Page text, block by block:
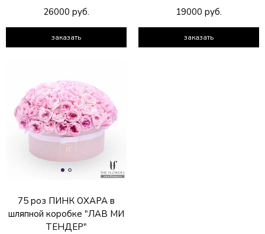
26000 руб.
заказать
19000 руб.
заказать
75 роз ПИНК ОХАРА в
шляпной коробке "ЛАВ МИ
ТЕНДЕР"